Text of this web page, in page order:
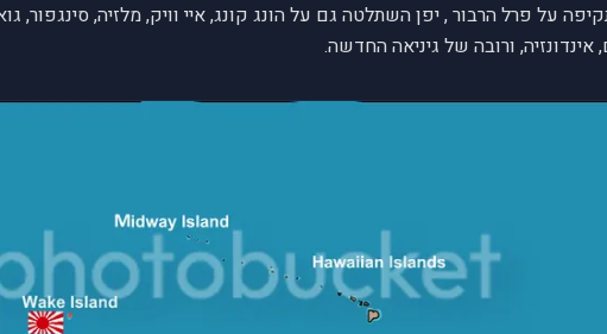
על פרל הרבור , יפן השתלטה גם על הונג קונג, איי וויק, מלזיה, סינגפור,
אינדונזיה, ורובה של גיניאה החדשה.